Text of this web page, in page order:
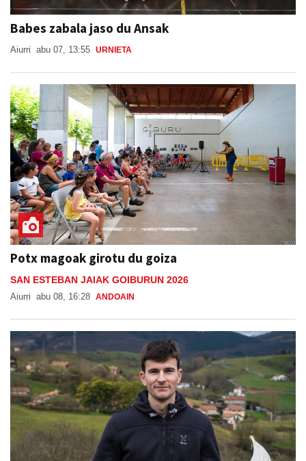
Babes zabala jaso du Ansak
Aiurri abu 07, 13:55 URNIETA
Potx magoak girotu du goiza
SAN ESTEBAN JAIAK GOIBURUN 2026
Aiurri abu 08, 16:28 ANDOAIN